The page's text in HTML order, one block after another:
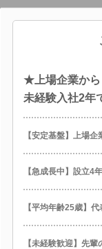
★上場企業から
未経験入社2年
【安定基盤】上場
【急成長中】設立4
【平均年齢25歳】
【未経験歓迎】先